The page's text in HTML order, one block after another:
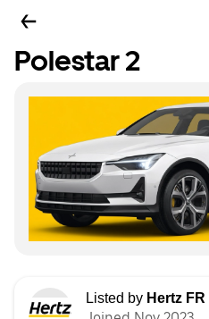
Polestar 2
Listed by Hertz